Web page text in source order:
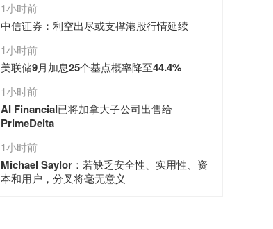
1小时前
中信证券：利空出尽或支撑港股行情延续
1小时前
美联储9月加息25个基点概率降至44.4%
1小时前
AI Financial已将加拿大子公司出售给
PrimeDelta
1小时前
Michael Saylor：若缺乏安全性、实用性、资
本和用户，分叉将毫无意义